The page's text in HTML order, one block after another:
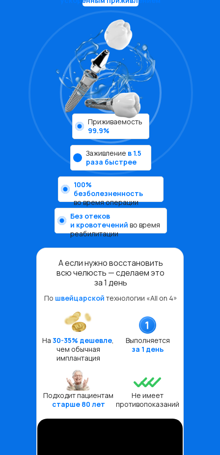
100%
безболезненность
во время операции
Приживаемость
99.9%
По швейцарской технологии «All on 4»
Без отеков
и кровотечений во время
реабилитации
А если нужно восстановить
всю челюсть — сделаем это
за 1 день
На 30-35% дешевле,
чем обычная
имплантация
Подходит пациентам
старше 80 лет
Выполняется
за 1 день
Не имеет
противопоказаний
Заживление в 1.5
раза быстрее